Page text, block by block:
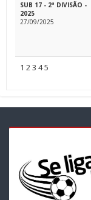
SUB 17 - 2ª DIVISÃO -
2025
27/09/2025
1 23 45